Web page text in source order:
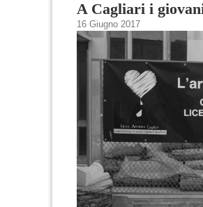
A Cagliari i
16 Giugno 2017